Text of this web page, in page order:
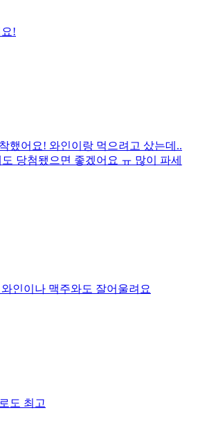
!
했어요! 와인이랑 먹으려고 샀는데..
당첨됐으면 좋겠어요 ㅠ 많이 파세
인이나 맥주와도 잘어울려요
도 최고